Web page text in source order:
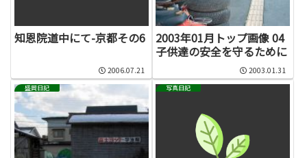
知恩院道中にて-京都その6
2006.07.21
2003年01月トップ画像 04
子供達の安全を守るために
2003.01.31
盛岡日記 写真日記